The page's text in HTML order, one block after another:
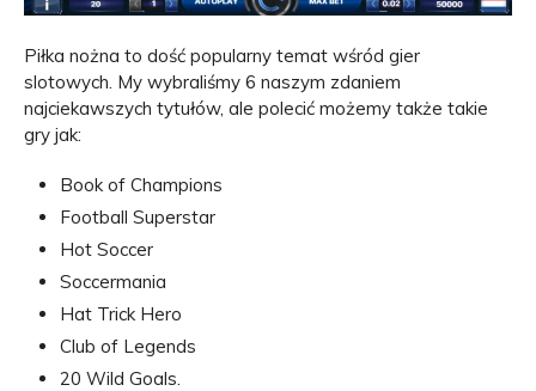
Piłka nożna to dość popularny temat wśród gier
slotowych. My wybraliśmy 6 naszym zdaniem
najciekawszych tytułów, ale polecić możemy także takie
gry jak:
Book of Champions
Football Superstar
Hot Soccer
Soccermania
Hat Trick Hero
Club of Legends
20 Wild Goals.